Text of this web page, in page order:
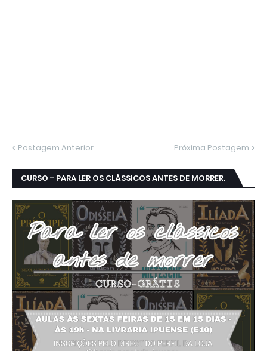
Postagem Anterior Próxima Postagem
CURSO - PARA LER OS CLÁSSICOS ANTES DE MORRER.